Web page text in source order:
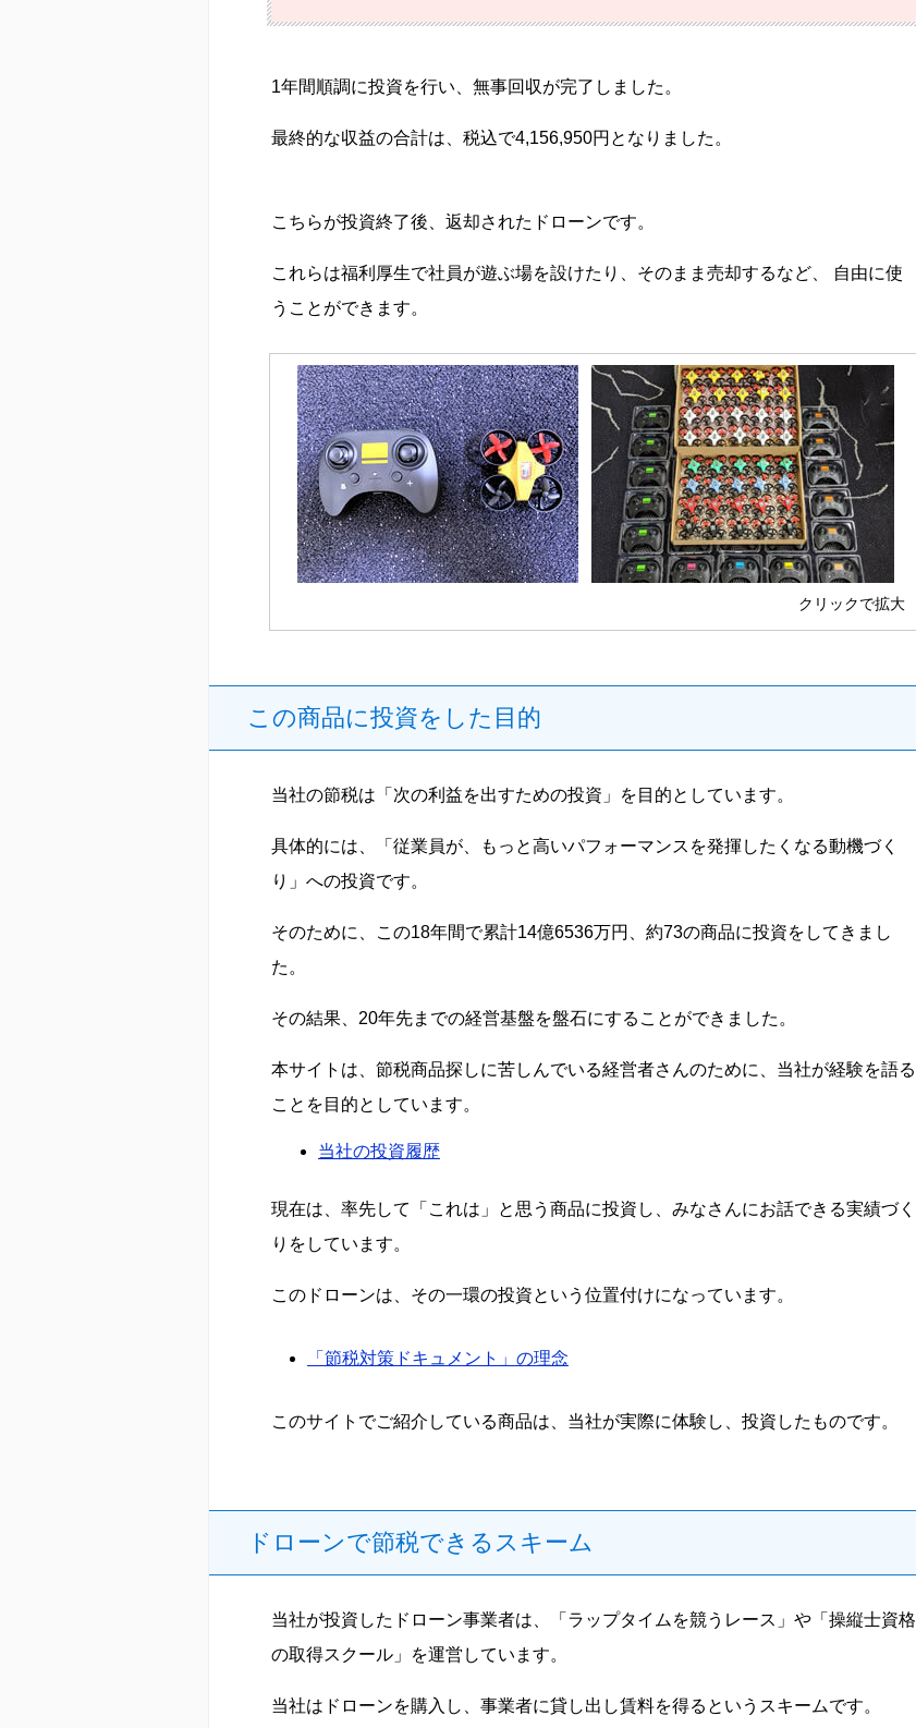
1年間順調に投資を行い、無事回収が完了しました。
最終的な収益の合計は、税込で4,156,950円となりました。
こちらが投資終了後、返却されたドローンです。
これらは福利厚生で社員が遊ぶ場を設けたり、そのまま売却するなど、 自由に使
うことができます。
クリックで拡大
この商品に投資をした目的
当社の節税は「次の利益を出すための投資」を目的としています。
具体的には、「従業員が、もっと高いパフォーマンスを発揮したくなる動機づく
り」への投資です。
そのために、この18年間で累計14億6536万円、約73の商品に投資をしてきまし
た。
その結果、20年先までの経営基盤を盤石にすることができました。
本サイトは、節税商品探しに苦しんでいる経営者さんのために、当社が経験を語る
ことを目的としています。
当社の投資履歴
現在は、率先して「これは」と思う商品に投資し、みなさんにお話できる実績づく
りをしています。
このドローンは、その一環の投資という位置付けになっています。
「節税対策ドキュメント」の理念
このサイトでご紹介している商品は、当社が実際に体験し、投資したものです。
ドローンで節税できるスキーム
当社が投資したドローン事業者は、「ラップタイムを競うレース」や「操縦士資格
の取得スクール」を運営しています。
当社はドローンを購入し、事業者に貸し出し賃料を得るというスキームです。